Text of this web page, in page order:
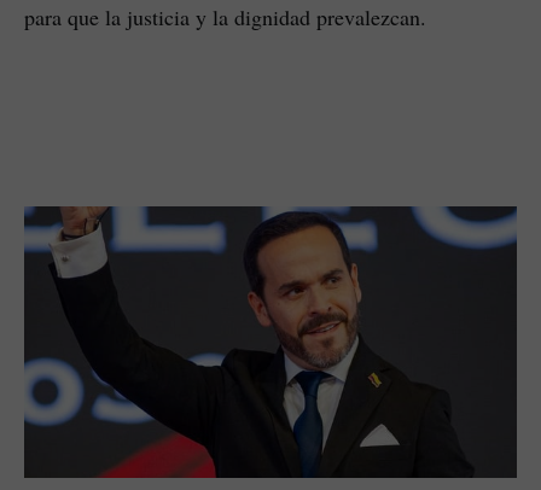
para que la justicia y la dignidad prevalezcan.